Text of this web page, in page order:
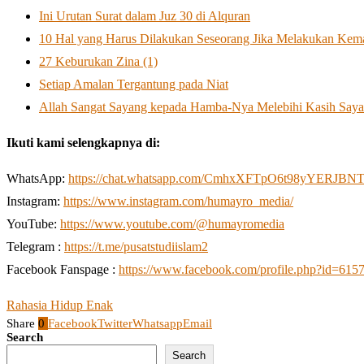
Ini Urutan Surat dalam Juz 30 di Alquran
10 Hal yang Harus Dilakukan Seseorang Jika Melakukan
27 Keburukan Zina (1)
Setiap Amalan Tergantung pada Niat
Allah Sangat Sayang kepada Hamba-Nya Melebihi Kasih
Ikuti kami selengkapnya di:
WhatsApp: https://chat.whatsapp.com/
Instagram: https://www.instagram.com/humayro_media/
YouTube: https://www.youtube.com/@humayromedia
Telegram : https://t.me/pusatstudiislam2
Facebook Fanspage : https://www.facebook.com/
Rahasia Hidup Enak
Share 0 FacebookTwitterWhatsappEmail
Search
Search